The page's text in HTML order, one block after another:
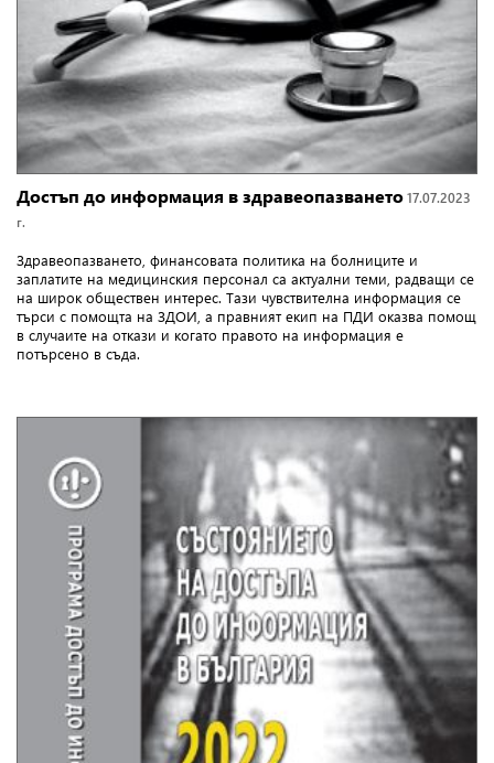
Достъп до информация в здравеопазването 17.07.2023
г.
Здравеопазването, финансовата политика на болниците и
заплатите на медицинския персонал са актуални теми, радващи се
на широк обществен интерес. Тази чувствителна информация се
търси с помощта на ЗДОИ, а правният екип на ПДИ оказва помощ
в случаите на откази и когато правото на информация е
потърсено в съда.